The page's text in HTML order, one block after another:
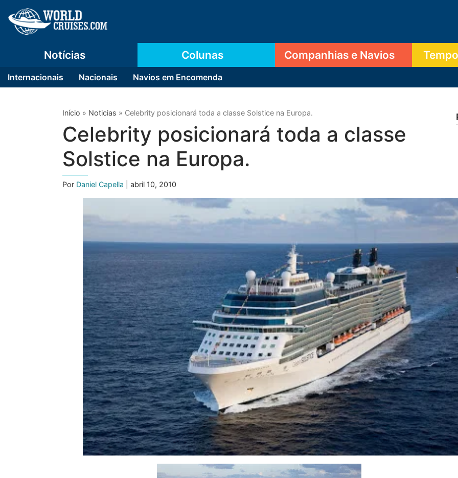
Notícias
Internacionais Nacionais Navios em Encomenda
Colunas Companhias e Navios
Início » Noticias » Celebrity posicionará toda a classe Solstice na Europa.
Celebrity posicionará toda a classe
Solstice na Europa.
Por Daniel Capella | abril 10, 2010